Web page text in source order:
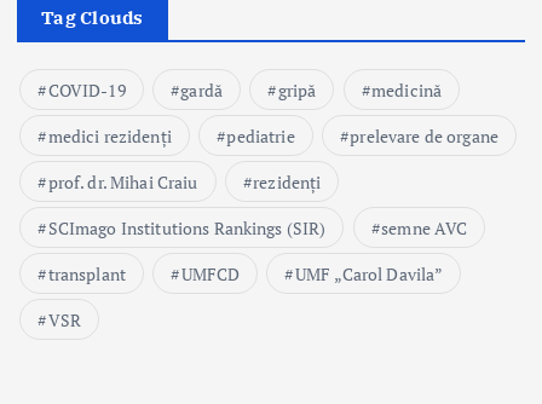
Tag Clouds
COVID-19 gardă gripă
medicină
medici rezidenți
pediatrie
prelevare de organe
prof. dr. Mihai Craiu
rezidenți
SCImago Institutions Rankings (SIR)
semne AVC
transplant
UMFCD
UMF „Carol Davila”
VSR